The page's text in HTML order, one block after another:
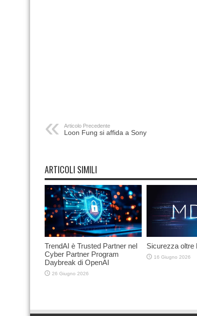
Articolo Precedente
Loon Fung si affida a Sony
ARTICOLI SIMILI
TrendAI è Trusted Partner nel
Cyber Partner Program
Daybreak di OpenAI
26 Giugno 2026
Sicurezza oltre
16 Giugno 2026